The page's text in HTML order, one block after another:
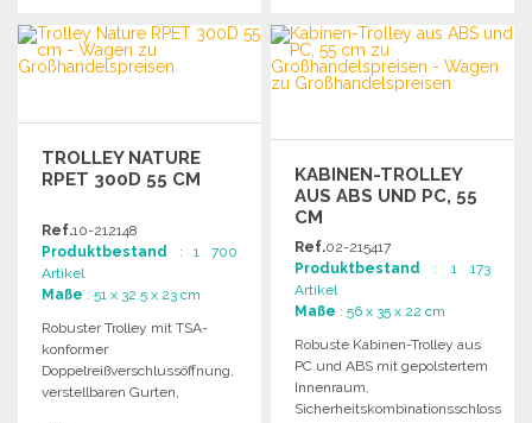
BESTELLEN
Angebot anfordern
BESTELLEN
Angebot anfordern
TROLLEY NATURE
RPET 300D 55 CM
Ref.10-212148
Produktbestand : 1 700
Artikel
Maße : 51 x 32.5 x 23 cm
Robuster Trolley mit TSA-
konformer
Doppelreißverschlussöffnung,
verstellbaren Gurten,
KABINEN-TROLLEY
AUS ABS UND PC, 55
CM
Ref.02-215417
Produktbestand : 1 173
Artikel
Maße : 56 x 35 x 22 cm
Robuste Kabinen-Trolley aus
PC und ABS mit gepolstertem
Innenraum,
Sicherheitskombinationsschloss